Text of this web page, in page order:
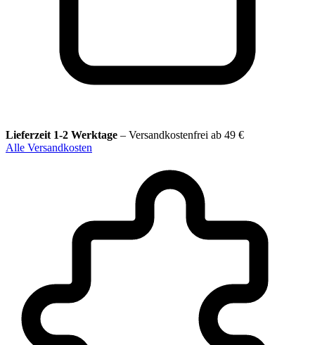
Lieferzeit 1-2 Werktage – Versandkostenfrei ab 49 €
Alle Versandkosten